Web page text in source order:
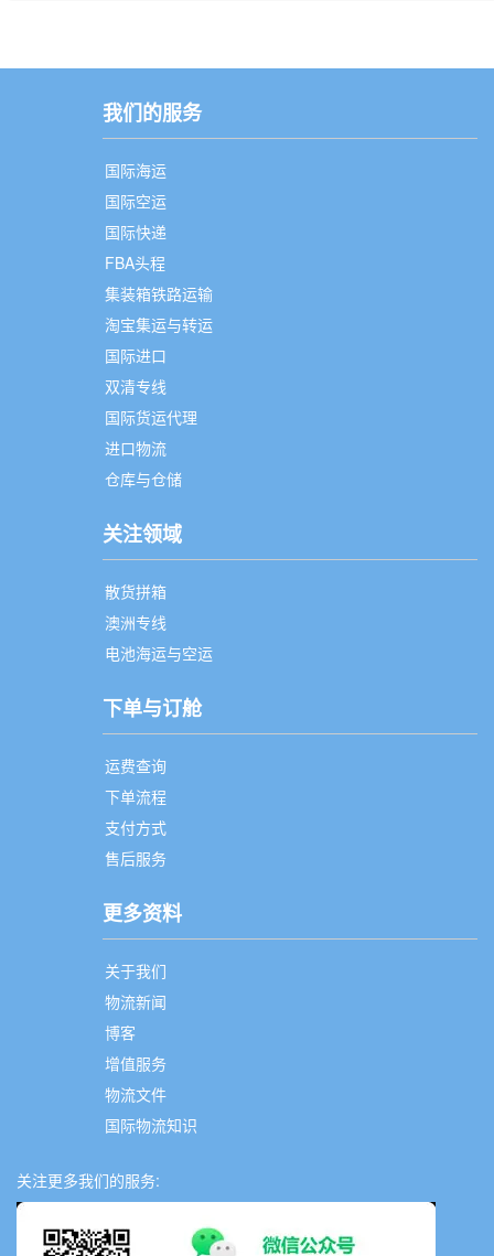
我们的服务
国际海运
国际空运
国际快递
FBA头程
集装箱铁路运输
淘宝集运与转运
国际进口
双清专线
国际货运代理
进口物流
仓库与仓储
关注领域
散货拼箱
澳洲专线
电池海运与空运
下单与订舱
运费查询
下单流程
支付方式
售后服务
更多资料
关于我们
物流新闻
博客
增值服务
物流文件
国际物流知识
关注更多我们的服务: